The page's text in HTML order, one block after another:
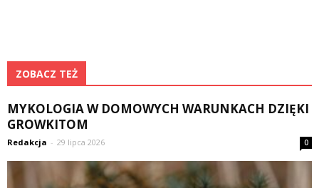
ZOBACZ TEŻ
MYKOLOGIA W DOMOWYCH WARUNKACH DZIĘKI
GROWKITOM
Redakcja - 29 lipca 2026 0